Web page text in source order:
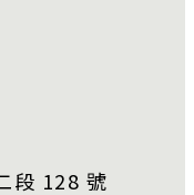
段 128 號